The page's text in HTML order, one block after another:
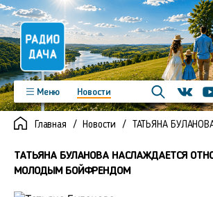
Меню
Новости
Программы
Подкасты
Новинки
Фото
Видео
Контакты
Главная Новости ТАТЬЯНА
ТАТЬЯНА БУЛАНОВА НАСЛАЖДАЕТСЯ
МОЛОДЫМ БОЙФРЕНДОМ